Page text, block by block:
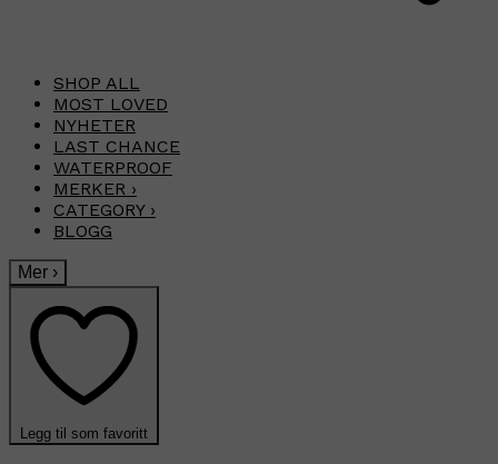
SHOP ALL
MOST LOVED
NYHETER
LAST CHANCE
WATERPROOF
MERKER ›
CATEGORY ›
BLOGG
Mer ›
Legg til som favoritt